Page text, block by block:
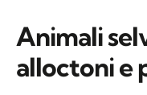
Animali
alloctoni e